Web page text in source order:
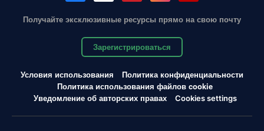
Получайте эксклюзивные ресурсы прямо на свою почту
Зарегистрироваться
Условия использования
Политика конфиденциальности
Политика использования файлов cookie
Уведомление об авторских правах
Cookies settings